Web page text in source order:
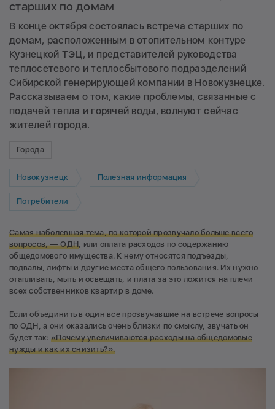
старших по домам
В конце октября состоялась встреча старших по
домам, расположенным в отопительном контуре
Кузнецкой ТЭЦ, и представителей руководства
теплосетевого и теплосбытового подразделений
Сибирской генерирующей компании в Новокузнецке.
Рассказываем о том, какие проблемы, связанные с
подачей тепла и горячей воды, волнуют сейчас
жителей города.
Города
Новокузнецк Полезная информация
Потребители
Самая наболевшая тема, по которой прозвучало больше всего
вопросов, —ОДН , или оплата расходов по содержанию
общедомового имущества. К нему относятся подъезды,
подвалы, лифты и другие места общего пользования. Их нужно
отапливать, мыть и освещать, и плата за это ложится на плечи
всех собственников квартир в доме.
Если объединить в один все прозвучавшие на встрече вопросы
по ОДН, а они оказались очень близки по смыслу, звучать он
будет так: «Почему увеличиваются расходы на общедомовые
нужды и как их снизить?».